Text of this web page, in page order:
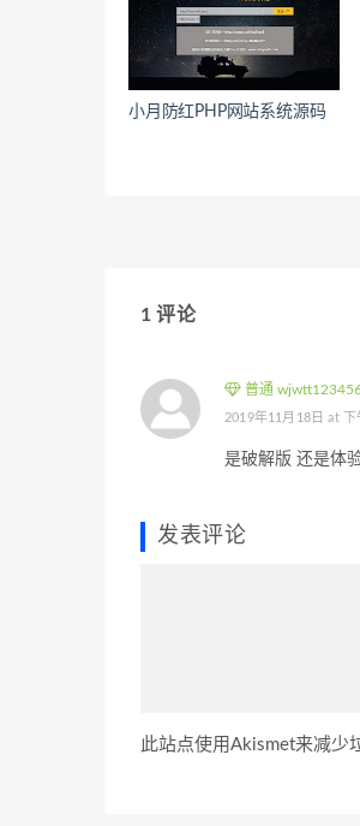
小月防红PHP网站系统源码
1 评论
普通
2019年11月18日 at 下
是破解版 还是体验
发表评论
此站点使用Akismet来减少